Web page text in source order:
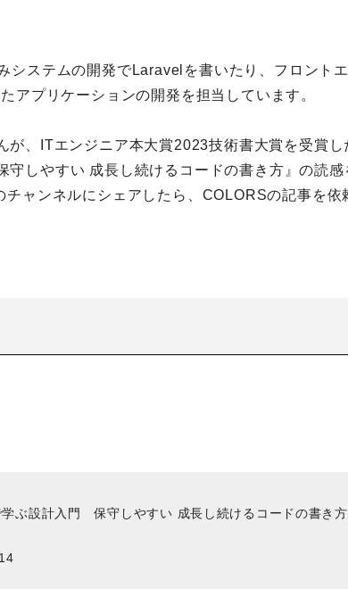
システムの開発でLaravelを書いたり、フロント
アプリケーションの開発を担当しています。
が、ITエンジニア本大賞2023技術書大賞を受賞し
しやすい 成長し続けるコードの書き方』の読感
ャンネルにシェアしたら、COLORSの記事を依
ぶ設計入門 保守しやすい 成長し続けるコードの書き方